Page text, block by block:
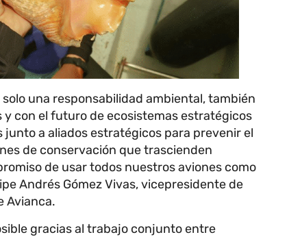
una responsabilidad ambiental, también
con el futuro de ecosistemas estratégicos
junto a aliados estratégicos para prevenir el
de conservación que trascienden
de usar todos nuestros aviones como
Andrés Gómez Vivas, vicepresidente de
Avianca.
gracias al trabajo conjunto entre